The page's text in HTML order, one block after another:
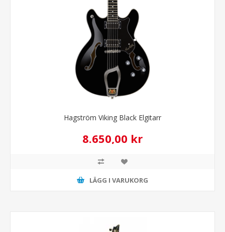
Hagström Viking Black Elgitarr
8.650,00 kr
LÄGG I VARUKORG